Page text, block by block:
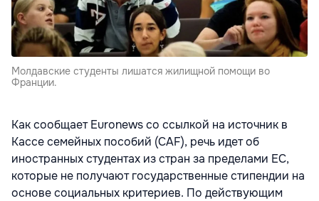
Молдавские студенты лишатся жилищной помощи во
Франции.
Как сообщает Euronews со ссылкой на источник в
Кассе семейных пособий (CAF), речь идет об
иностранных студентах из стран за пределами ЕС,
которые не получают государственные стипендии на
основе социальных критериев. По действующим